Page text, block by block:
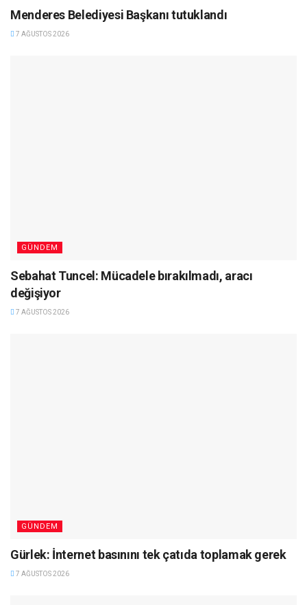
Menderes Belediyesi Başkanı tutuklandı
7 AĞUSTOS 2026
GÜNDEM
Sebahat Tuncel: Mücadele bırakılmadı, aracı
değişiyor
7 AĞUSTOS 2026
GÜNDEM
Gürlek: İnternet basınını tek çatıda toplamak gerek
7 AĞUSTOS 2026